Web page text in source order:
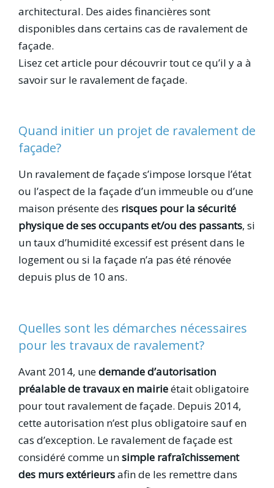
architectural. Des aides financières sont
disponibles dans certains cas de ravalement de
façade.
Lisez cet article pour découvrir tout ce qu’il y a à
savoir sur le ravalement de façade.
Quand initier un projet de ravalement de
façade?
Un ravalement de façade s’impose lorsque l’état
ou l’aspect de la façade d’un immeuble ou d’une
maison présente des risques pour la sécurité
physique de ses occupants et/ou des passants, si
un taux d’humidité excessif est présent dans le
logement ou si la façade n’a pas été rénovée
depuis plus de 10 ans.
Quelles sont les démarches nécessaires
pour les travaux de ravalement?
Avant 2014, unedemande d’autorisation
préalable de travaux en mairieétait obligatoire
pour tout ravalement de façade. Depuis 2014,
cette autorisation n’est plus obligatoire sauf en
cas d’exception. Le ravalement de façade est
considéré comme unsimple rafraîchissement
des murs extérieursafin de les remettre dans